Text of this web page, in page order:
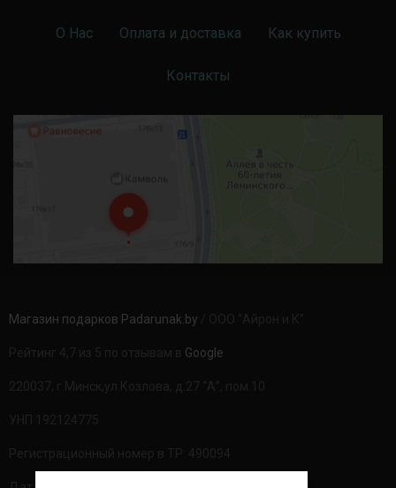
О Нас Оплата и доставка Как купить
Контакты
Магазин подарков Padarunak.by
Google